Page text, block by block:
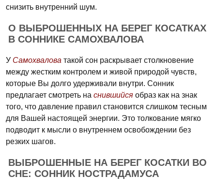
снизить внутренний шум.
О ВЫБРОШЕННЫХ НА БЕРЕГ КОСАТКАХ
В СОННИКЕ САМОХВАЛОВА
У Самохвалова такой сон раскрывает столкновение
между жестким контролем и живой природой чувств,
которые Вы долго удерживали внутри. Сонник
предлагает смотреть на снившийся образ как на знак
того, что давление правил становится слишком тесным
для Вашей настоящей энергии. Это толкование мягко
подводит к мысли о внутреннем освобождении без
резких шагов.
ВЫБРОШЕННЫЕ НА БЕРЕГ КОСАТКИ ВО
СНЕ: СОННИК НОСТРАДАМУСА